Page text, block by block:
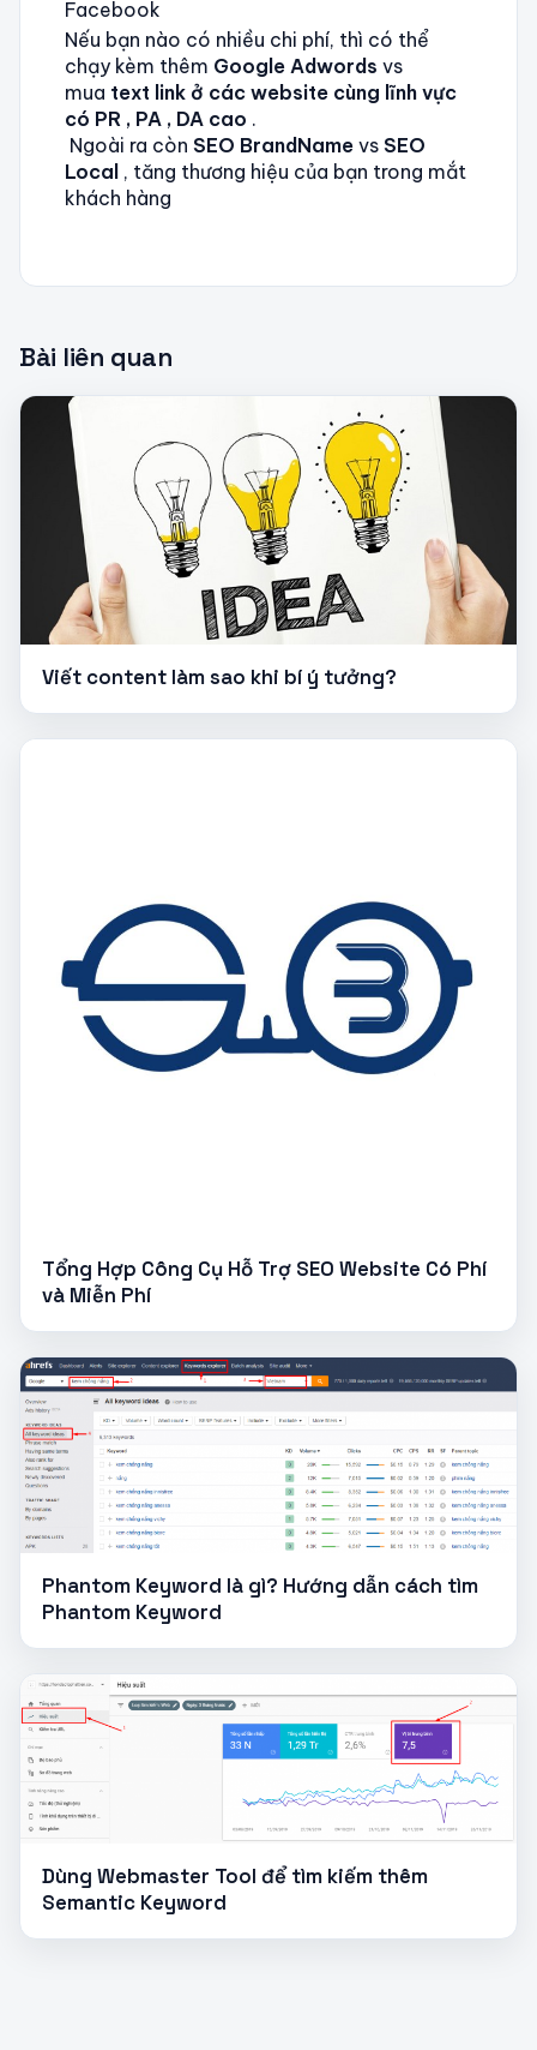
Facebook
Nếu bạn nào có nhiều chi phí, thì có thể
chạy kèm thêm Google Adwords vs
mua text link ở các website cùng lĩnh vực
có PR , PA , DA cao .
Ngoài ra còn SEO BrandNamevs SEO
Local , tăng thương hiệu của bạn trong mắt
khách hàng
Bài liên quan
Viết content làm sao khi bí ý tưởng?
Tổng Hợp Công Cụ Hỗ Trợ SEO Website Có Phí
và Miễn Phí
Phantom Keyword là gì? Hướng dẫn cách tìm
Phantom Keyword
Dùng Webmaster Tool để tìm kiếm thêm
Semantic Keyword